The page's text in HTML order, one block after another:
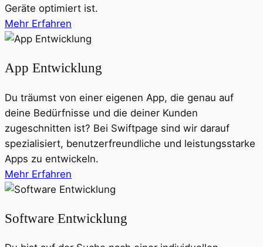
Geräte optimiert ist.
Mehr Erfahren
App Entwicklung
Du träumst von einer eigenen App, die genau auf
deine Bedürfnisse und die deiner Kunden
zugeschnitten ist? Bei Swiftpage sind wir darauf
spezialisiert, benutzerfreundliche und leistungsstarke
Apps zu entwickeln.
Mehr Erfahren
Software Entwicklung